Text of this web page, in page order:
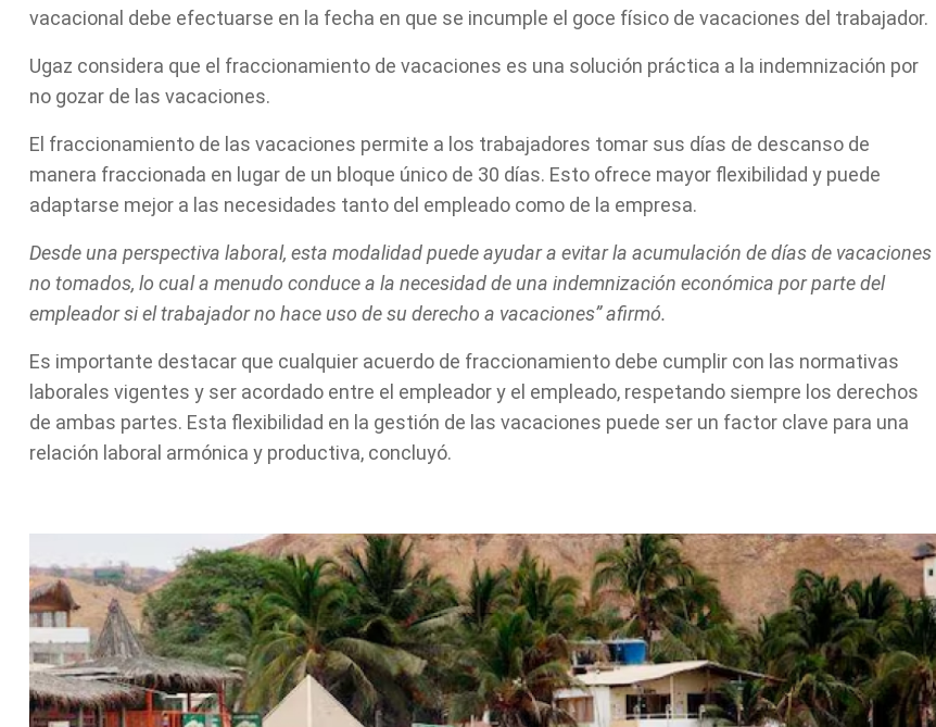
Cuéntanos, ¿Cómo
te podemos ayudar?
vacacional debe efectuarse en la fecha en que se incumple el goce físico de vacaciones del trabajador.
Ugaz considera que el fraccionamiento de vacaciones es una solución práctica a la indemnización por
no gozar de las vacaciones.
El fraccionamiento de las vacaciones permite a los trabajadores tomar sus días de descanso de
manera fraccionada en lugar de un bloque único de 30 días. Esto ofrece mayor flexibilidad y puede
adaptarse mejor a las necesidades tanto del empleado como de la empresa.
Desde una perspectiva laboral, esta modalidad puede ayudar a evitar la acumulación de días de vacaciones
no tomados, lo cual a menudo conduce a la necesidad de una indemnización económica por parte del
empleador si el trabajador no hace uso de su derecho a vacaciones” afirmó.
Es importante destacar que cualquier acuerdo de fraccionamiento debe cumplir con las normativas
laborales vigentes y ser acordado entre el empleador y el empleado, respetando siempre los derechos
de ambas partes. Esta flexibilidad en la gestión de las vacaciones puede ser un factor clave para una
relación laboral armónica y productiva, concluyó.